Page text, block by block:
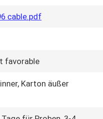
cable.pdf
favorable
Karton äußer